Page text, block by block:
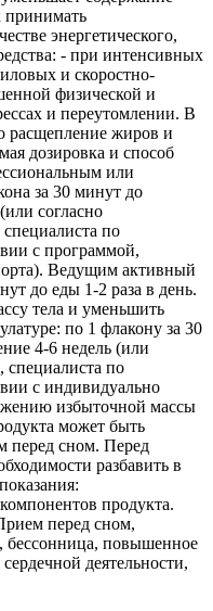
принимать
энергетического,
- при интенсивных
и скоростно-
физической и
и переутомлении. В
расщепление жиров и
дозировка и способ
или
за 30 минут до
согласно
по
с программой,
Ведущим активный
до еды 1-2 раза в день.
тела и уменьшить
по 1 флакону за 30
4-6 недель (или
специалиста по
с индивидуально
избыточной массы
может быть
перед сном. Перед
разбавить в
продукта.
перед сном,
бессонница, повышенное
деятельности,